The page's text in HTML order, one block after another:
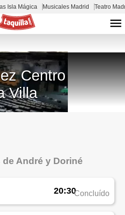
Isla Mágica Musicales Madrid Teatro
Centro
Villa
André y Doriné
20:30Concluído